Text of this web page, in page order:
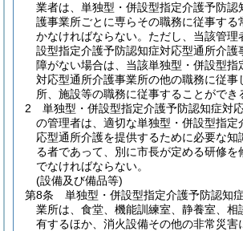
業者は、単独型・併設型指定介護予防認
護事業所ごとに専らその職務に従事する
かなければならない。 ただし、当該管理
設型指定介護予防認知症対応型通所介護
障がない場合は、当該単独型・併設型指
対応型通所介護事業所の他の職務に従事
所、施設等の職務に従事することができ
2
単独型・併設型指定介護予防認知症対
の管理者は、適切な単独型・併設型指定
応型通所介護を提供するために必要な知
る者であって、別に市長が定める研修を
でなければならない。
(設備及び備品等)
第8条
単独型・併設型指定介護予防認知
業所は、食堂、機能訓練室、静養室、相
有するほか、消火設備その他の非常災害